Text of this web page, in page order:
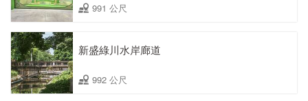
991 公尺
新盛綠川水岸廊道
992 公尺